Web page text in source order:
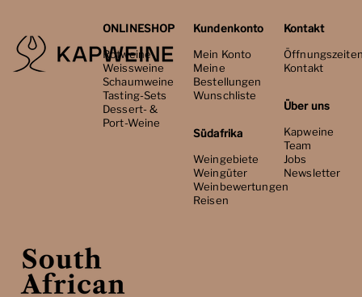
ONLINESHOP
Rotweine
Weissweine
Schaumweine
Tasting-Sets
Dessert- &
Port-Weine
Kundenkonto
Mein Konto
Meine
Bestellungen
Wunschliste
Südafrika
Weingebiete
Weingüter
Weinbewertungen
Reisen
Kontakt
Kontakt
Über uns
Kapweine
Team
Jobs
Newsletter